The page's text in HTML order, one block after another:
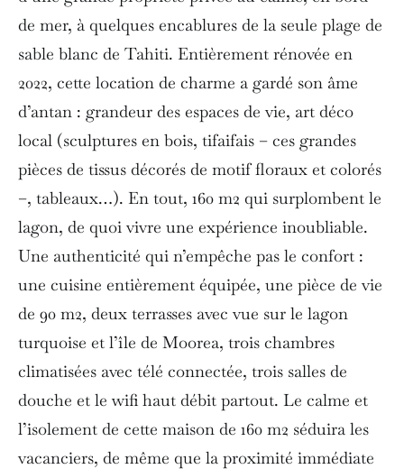
de mer, à quelques encablures de la seule plage de
sable blanc de Tahiti. Entièrement rénovée en
2022, cette location de charme a gardé son âme
d’antan : grandeur des espaces de vie, art déco
local (sculptures en bois, tifaifais – ces grandes
pièces de tissus décorés de motif floraux et colorés
–, tableaux…). En tout, 160 m2 qui surplombent le
lagon, de quoi vivre une expérience inoubliable.
Une authenticité qui n’empêche pas le confort :
une cuisine entièrement équipée, une pièce de vie
de 90 m2, deux terrasses avec vue sur le lagon
turquoise et l’île de Moorea, trois chambres
climatisées avec télé connectée, trois salles de
douche et le wifi haut débit partout. Le calme et
l’isolement de cette maison de 160 m2 séduira les
vacanciers, de même que la proximité immédiate